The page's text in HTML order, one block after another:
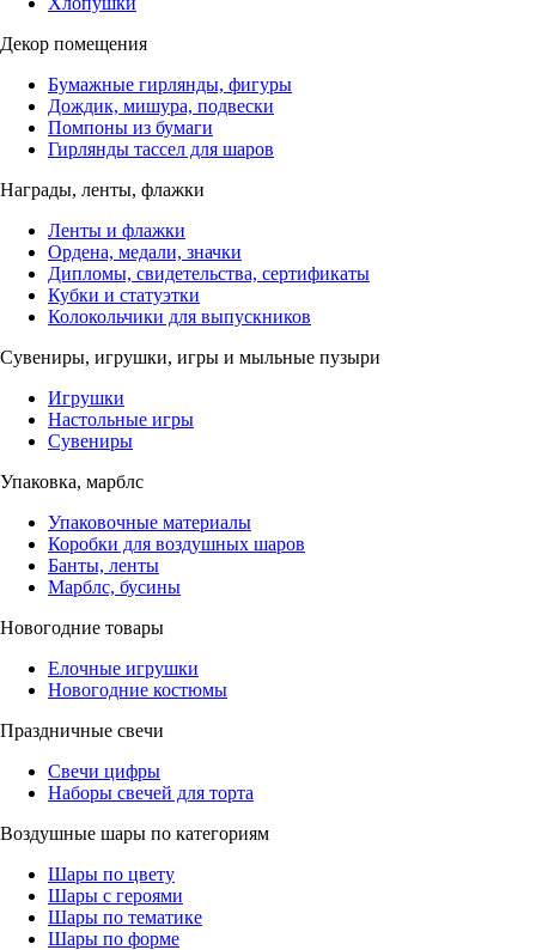
Декор помещения
Бумажные гирлянды, фигуры
Дождик, мишура, подвески
Помпоны из бумаги
Гирлянды тассел для шаров
Награды, ленты, флажки
Ленты и флажки
Ордена, медали, значки
Дипломы, свидетельства, сертификаты
Кубки и статуэтки
Колокольчики для выпускников
Сувениры, игрушки, игры и мыльные пузыри
Игрушки
Настольные игры
Сувениры
Упаковка, марблс
Упаковочные материалы
Коробки для воздушных шаров
Банты, ленты
Марблс, бусины
Новогодние товары
Елочные игрушки
Новогодние костюмы
Праздничные свечи
Свечи цифры
Наборы свечей для торта
Воздушные шары по категориям
Шары по цвету
Шары с героями
Шары по тематике
Шары по форме